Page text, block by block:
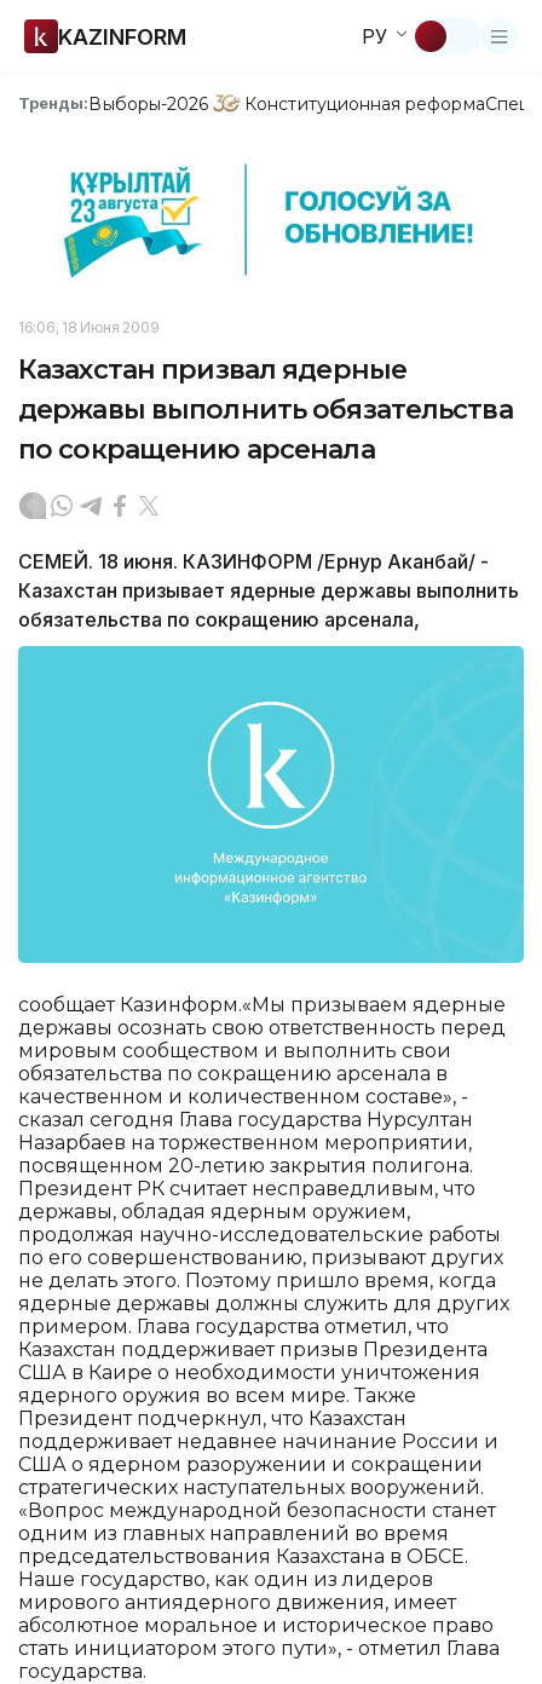
KAZINFORM РУ
Тренды:Выборы-2026 Конституционная реформа
16:06, 18 Июня 2009
Казахстан призвал ядерные
державы выполнить обязательства
по сокращению арсенала
СЕМЕЙ. 18 июня. КАЗИНФОРМ /Ернур Аканбай/ -
Казахстан призывает ядерные державы выполнить
обязательства по сокращению арсенала,
сообщает Казинформ.«Мы призываем ядерные
державы осознать свою ответственность перед
мировым сообществом и выполнить свои
обязательства по сокращению арсенала в
качественном и количественном составе», -
сказал сегодня Глава государства Нурсултан
Назарбаев на торжественном мероприятии,
посвященном 20-летию закрытия полигона.
Президент РК считает несправедливым, что
державы, обладая ядерным оружием,
продолжая научно-исследовательские работы
по его совершенствованию, призывают других
не делать этого. Поэтому пришло время, когда
ядерные державы должны служить для других
примером. Глава государства отметил, что
Казахстан поддерживает призыв Президента
США в Каире о необходимости уничтожения
ядерного оружия во всем мире. Также
Президент подчеркнул, что Казахстан
поддерживает недавнее начинание России и
США о ядерном разоружении и сокращении
стратегических наступательных вооружений.
«Вопрос международной безопасности станет
одним из главных направлений во время
председательствования Казахстана в ОБСЕ.
Наше государство, как один из лидеров
мирового антиядерного движения, имеет
абсолютное моральное и историческое право
стать инициатором этого пути», - отметил Глава
государства.